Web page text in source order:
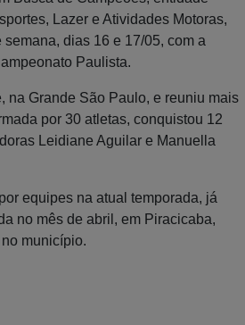
Lazer e Atividades Motoras,
dias 16 e 17/05, com a
Paulista.
na Grande São Paulo, e reuniu mais
por 30 atletas, conquistou 12
Leidiane Aguilar e Manuella
equipes na atual temporada, já
no mês de abril, em Piracicaba,
município.